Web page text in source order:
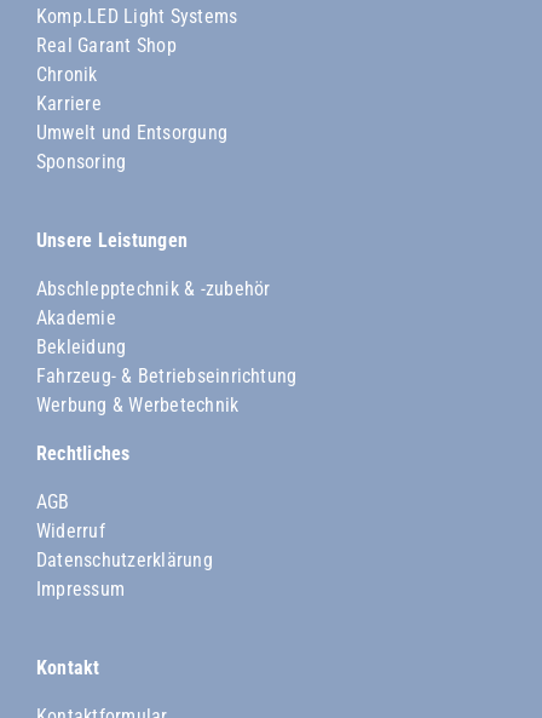
Komp.LED Light Systems
Real Garant Shop
Chronik
Karriere
Umwelt und Entsorgung
Sponsoring
Unsere Leistungen
Abschlepptechnik & -zubehör
Akademie
Bekleidung
Fahrzeug- & Betriebseinrichtung
Werbung & Werbetechnik
Rechtliches
AGB
Widerruf
Datenschutzerklärung
Impressum
Kontakt